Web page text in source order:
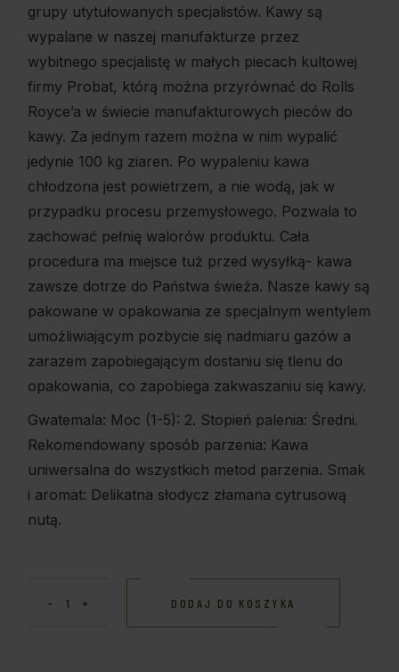
grupy utytułowanych specjalistów. Kawy są
wypalane w naszej manufakturze przez
wybitnego specjalistę w małych piecach kultowej
firmy Probat, którą można przyrównać do Rolls
Royce’a w świecie manufakturowych pieców do
kawy. Za jednym razem można w nim wypalić
jedynie 100 kg ziaren. Po wypaleniu kawa
chłodzona jest powietrzem, a nie wodą, jak w
przypadku procesu przemysłowego. Pozwala to
zachować pełnię walorów produktu. Cała
procedura ma miejsce tuż przed wysyłką- kawa
zawsze dotrze do Państwa świeża. Nasze kawy są
pakowane w opakowania ze specjalnym wentylem
umożliwiającym pozbycie się nadmiaru gazów a
zarazem zapobiegającym dostaniu się tlenu do
opakowania, co zapobiega zakwaszaniu się kawy.
Gwatemala: Moc (1-5): 2. Stopień palenia: Średni.
Rekomendowany sposób parzenia: Kawa
uniwersalna do wszystkich metod parzenia. Smak
i aromat: Delikatna słodycz złamana cytrusową
nutą.
DODAJ DO KOSZYKA